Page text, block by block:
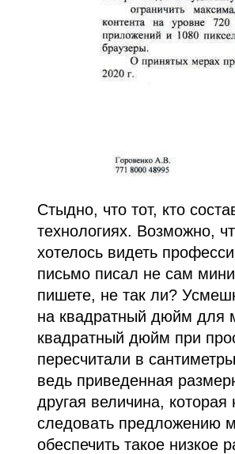
Стыдно, что тот, кто
технологиях. Возможно,
хотелось видеть
письмо писал не сам
пишете, не так ли?
на квадратный дюйм для
квадратный дюйм при
пересчитали в
ведь приведенная
другая величина,
следовать предложению
обеспечить такое низкое